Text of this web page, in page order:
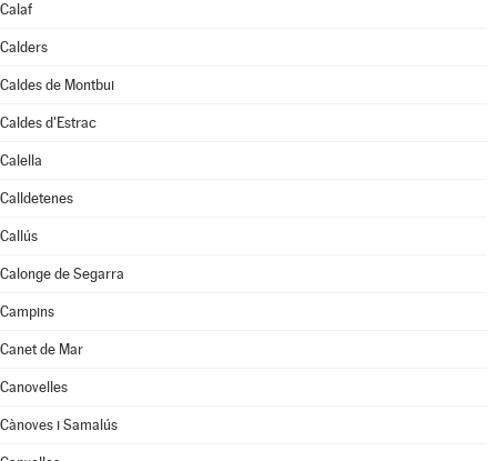
Calaf
Calders
Caldes de Montbui
Caldes d'Estrac
Calella
Calldetenes
Callús
Calonge de Segarra
Campins
Canet de Mar
Canovelles
Cànoves i Samalús